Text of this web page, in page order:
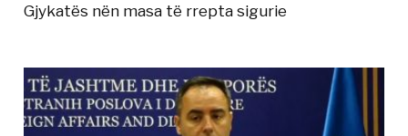
Gjykatës nën masa të rrepta sigurie